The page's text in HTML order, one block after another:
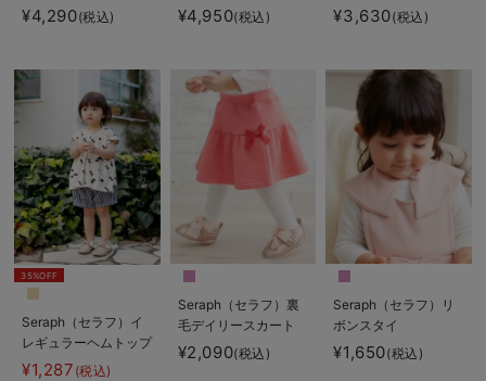
ース
¥4,290(税込)
男の子 女の子
¥4,950(税込)
ロンパース
¥3,630(税込)
35%OFF
Seraph（セラフ）イ
レギュラーヘムトップ
ス
¥1,287 (税込)
Seraph（セラフ）裏
毛デイリースカート
¥2,090(税込)
Seraph（セラフ）リ
ボンスタイ
¥1,650(税込)